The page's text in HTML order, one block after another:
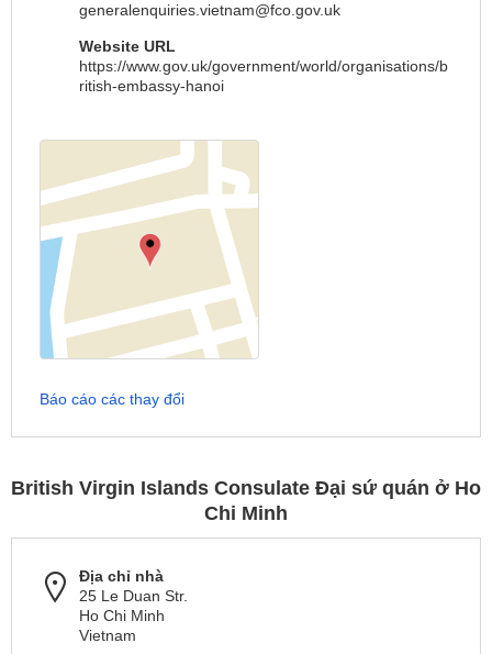
generalenquiries.vietnam@fco.gov.uk
Website URL
https://www.gov.uk/government/world/organisations/b
ritish-embassy-hanoi
Báo cáo các thay đổi
British Virgin Islands Consulate Đại sứ quán ở Ho
Chi Minh
Địa chỉ nhà
25 Le Duan Str.
Ho Chi Minh
Vietnam